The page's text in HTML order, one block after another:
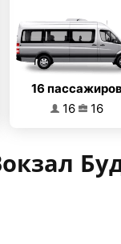
16 пассажиров
16
16